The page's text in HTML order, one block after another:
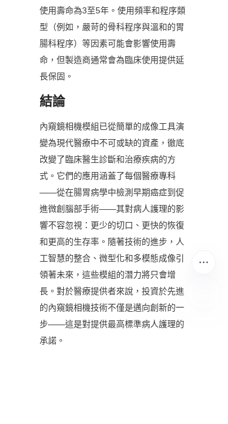
使用壽命為3至5年。使用頻率和程序類
型（例如，嚴苛的骨科程序與溫和的胃
腸科程序）等因素可能會影響使用壽
命，但製造商通常會為臨床使用提供延
長保固。
結論
內窺鏡相機模組已從簡單的成像工具演
變為現代醫療中不可或缺的資產，徹底
改變了臨床醫生診斷和治療疾病的方
式。它們的應用涵蓋了每個醫療專科
——從在腸胃病學中檢測早期癌症到促
進微創腦部手術——其對病人護理的影
響不容忽視：更少的切口、更快的恢復
和更高的生存率。隨著技術的進步，人
工智慧的整合、微型化和多模態成像引
領著未來，這些模組的潛力將只會增
長。對於醫療提供者來說，投資於先進
的內窺鏡相機技術不僅是邁向創新的一
步——這是對提供最高標準病人護理的
承諾。